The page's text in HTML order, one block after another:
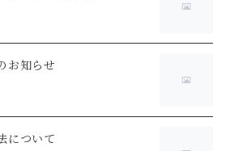
知らせ
について